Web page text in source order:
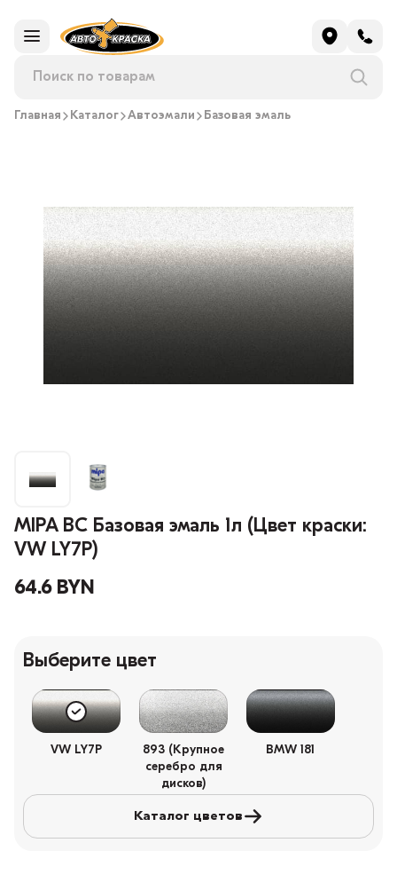
Главная Каталог Автоэмали Базовая эмаль
MIPA BC Базовая эмаль 1л (Цвет краски:
VW LY7P)
64.6 BYN
Выберите цвет
VW LY7P
893 (Крупное
серебро для
дисков)
BMW 181
Каталог цветов